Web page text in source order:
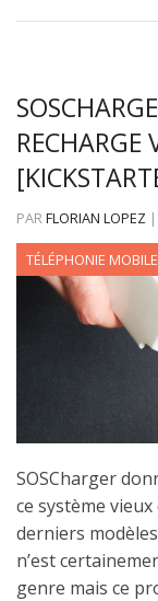
RECHARGE
PARFLORIAN LOPEZ |
TÉLÉPHONIE MOBILE
SOSCharger
ce système
derniers
n’est
genre mais ce